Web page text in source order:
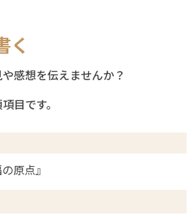
く
感想を伝えませんか？
目です。
原点』